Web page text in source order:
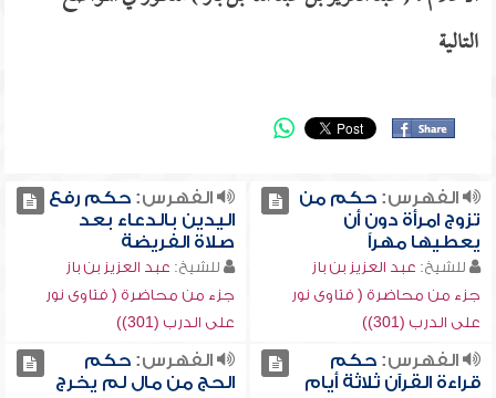
التالية
الفهرس:حكم من
تزوج امرأة دون أن
يعطيها مهراً
للشيخ: عبد العزيز بن باز
جزء من محاضرة ( فتاوى نور
على الدرب (301))
الفهرس:حكم رفع
اليدين بالدعاء بعد
صلاة الفريضة
للشيخ: عبد العزيز بن باز
جزء من محاضرة ( فتاوى نور
على الدرب (301))
الفهرس:حكم
قراءة القرآن ثلاثة أيام
الفهرس:حكم
الحج من مال لم يخرج